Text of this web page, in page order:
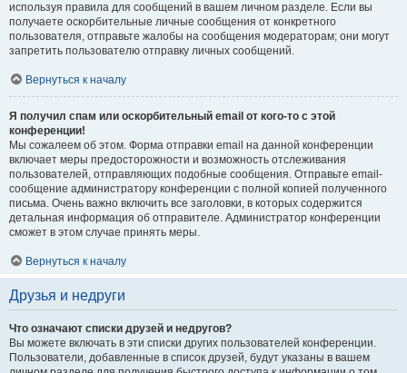
используя правила для сообщений в вашем личном разделе. Если вы
получаете оскорбительные личные сообщения от конкретного
пользователя, отправьте жалобы на сообщения модераторам; они могут
запретить пользователю отправку личных сообщений.
Вернуться к началу
Я получил спам или оскорбительный email от кого-то с этой
конференции!
Мы сожалеем об этом. Форма отправки email на данной конференции
включает меры предосторожности и возможность отслеживания
пользователей, отправляющих подобные сообщения. Отправьте email-
сообщение администратору конференции с полной копией полученного
письма. Очень важно включить все заголовки, в которых содержится
детальная информация об отправителе. Администратор конференции
сможет в этом случае принять меры.
Вернуться к началу
Друзья и недруги
Что означают списки друзей и недругов?
Вы можете включать в эти списки других пользователей конференции.
Пользователи, добавленные в список друзей, будут указаны в вашем